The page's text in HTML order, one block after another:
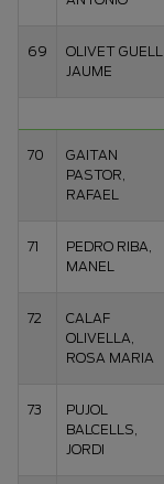
69
OLIVET GUELL,
JAUME
70
GAITAN
PASTOR,
RAFAEL
71
PEDRO RIBA,
MANEL
72
CALAF
OLIVELLA,
ROSA MARIA
73
PUJOL
BALCELLS,
JORDI